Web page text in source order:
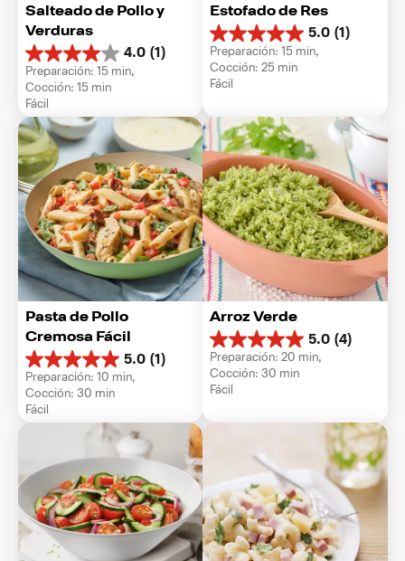
Salteado de Pollo y
Verduras
4.0 (1)
4.0
de
5
estrellas.
1
reseña
Preparación: 15 min,
Cocción: 15 min
Fácil
Estofado de Res
5.0 (1)
5.0
de
5
estrellas.
reseña
Preparación: 15 min,
Cocción: 25 min
Fácil
Pasta de Pollo
Cremosa Fácil
5.0 (1)
5.0
de
5
estrellas.
Preparación: 10 min,
Cocción: 30 min
Fácil
Arroz Verde
5.0 (4)
5.0
de
5
estrellas.
Preparación: 20 min,
Cocción: 30 min
Fácil